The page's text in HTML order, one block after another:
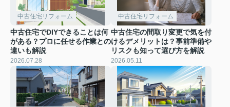
中古住宅リフォーム
中古住宅でDIYできることは何
がある？プロに任せる作業との
違いも解説
2026.07.28
中古住宅リフォーム
中古住宅の間取り変更で気を付
けるデメリットは？事前準備や
リスクも知って選び方を解説
2026.05.11